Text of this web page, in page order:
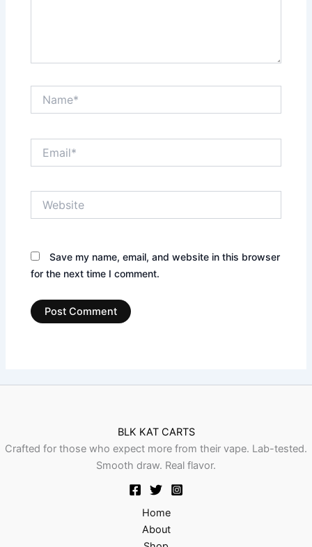
Save my name, email, and website in this browser
for the next time I comment.
BLK KAT CARTS
Crafted for those who expect more from their vape. Lab-tested.
Smooth draw. Real flavor.
Home
About